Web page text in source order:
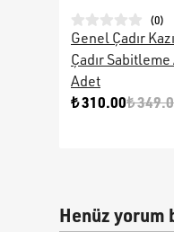
(0)
Genel Çadır
Çadır Sabitleme
Adet
₺ 310.00₺
Henüz yorum